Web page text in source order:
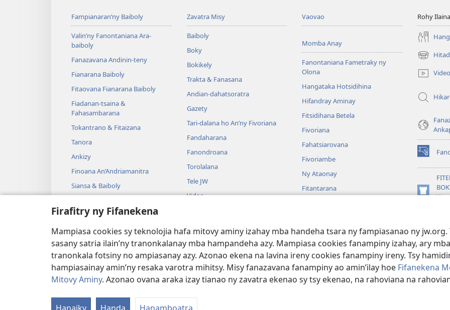
Firafitry ny Fifanekena
Mampiasa cookies sy teknolojia hafa mitovy aminy izahay mba handeha tsara ny fampiasanao ny jw.org.
sasany satria ilain’ny tranonkalanay mba hampandeha azy. Mampiasa cookies fanampiny izahay, ary
tranonkala fotsiny no ampiasanay azy. Azonao ekena na lavina ireny cookies fanampiny ireny. Tsy
hampiasainay amin’ny resaka varotra mihitsy. Misy fanazavana fanampiny ao amin’ilay hoe Fifanekena
Mitovy Aminy. Azonao ovana araka izay tianao ny zavatra ekenao sy tsy ekenao, na rahoviana na
Fampianaran’ny Baiboly
Valin’ny Fanontaniana Ara-
baiboly
Fanazavana Andinin-teny
Fianarana Baiboly
Fitaovana Fianarana Baiboly
Fiadanan-tsaina &
Fahasambarana
Tokantrano & Fitaizana
Tanora
Ankizy
Finoana An’Andriamanitra
Siansa & Baiboly
Zavatra Misy
Baiboly
Boky
Bokikely
Trakta & Fanasana
Andian-dahatsoratra
Gazety
Tari-dalana ho An’ny Fivoriana
Fandaharana
Fanondroana
Torolalana
Tele JW
Video
Tantara Henoina
Vaovao
Momba Anay
Fanontaniana Fametraky ny
Olona
Hangataka Hotsidihina
Hifandray Aminay
Fitsidihana Betela
Fivoriana
Fahatsiarovana
Fivoriambe
Ny Ataonay
Fitantarana
Rohy Ilaina
rohy) Video
rohy)
Copyright© 2026 Watch Tower Bible and Tract Society of Pennsylvania. FIFANEKENA|FIFANEKENA MOMBA NY